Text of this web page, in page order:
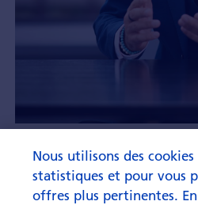
« La gestion
valeur ajoutée »
Nous utilisons des cookies
statistiques et pour vous
offres plus pertinentes.